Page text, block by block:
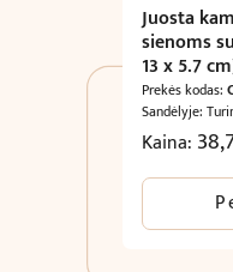
Juosta
sienoms
13 x 5.7
Prekės kodas:
Sandėlyje:
Kaina: